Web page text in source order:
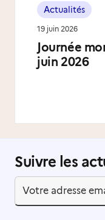
Journée
juin 2026
Actualités
19 juin 2026
Suivre les